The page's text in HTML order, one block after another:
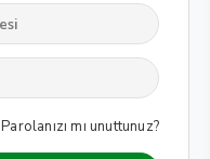
Parolanızı mı unuttunuz?